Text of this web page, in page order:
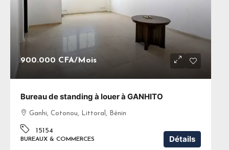
900.000 CFA/Mois
Bureau de standing à louer à GANHITO
Ganhi, Cotonou, Littoral, Bénin
15154
BUREAUX & COMMERCES Détails